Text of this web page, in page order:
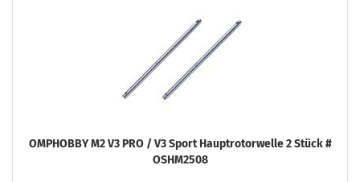
OMPHOBBY M2 V3 PRO / V3 Sport Hauptrotorwelle 2 Stück #
OSHM2508